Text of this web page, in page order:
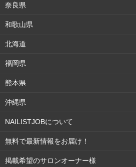
奈良県
和歌山県
北海道
福岡県
熊本県
沖縄県
NAILISTJOBについて
無料で最新情報をお届け！
掲載希望のサロンオーナー様